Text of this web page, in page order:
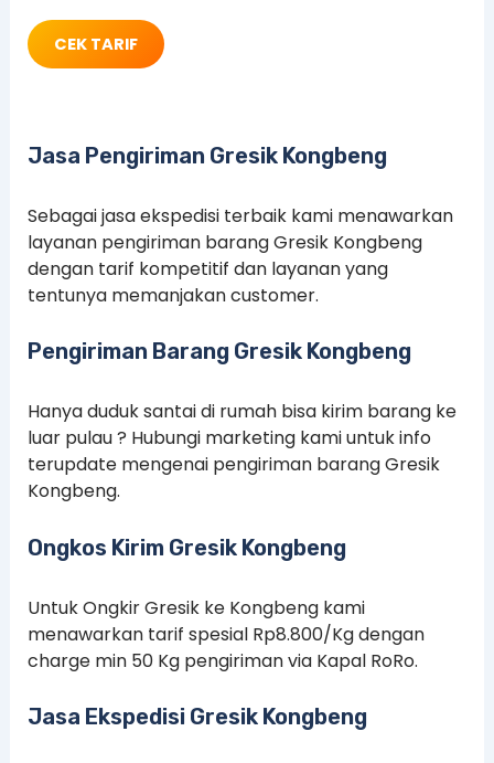
CEK TARIF
Jasa Pengiriman Gresik Kongbeng
Sebagai jasa ekspedisi terbaik kami menawarkan
layanan pengiriman barang Gresik Kongbeng
dengan tarif kompetitif dan layanan yang
tentunya memanjakan customer.
Pengiriman Barang Gresik Kongbeng
Hanya duduk santai di rumah bisa kirim barang ke
luar pulau ? Hubungi marketing kami untuk info
terupdate mengenai pengiriman barang Gresik
Kongbeng.
Ongkos Kirim Gresik Kongbeng
Untuk Ongkir Gresik ke Kongbeng kami
menawarkan tarif spesial Rp8.800/Kg dengan
charge min 50 Kg pengiriman via Kapal RoRo.
Jasa Ekspedisi Gresik Kongbeng